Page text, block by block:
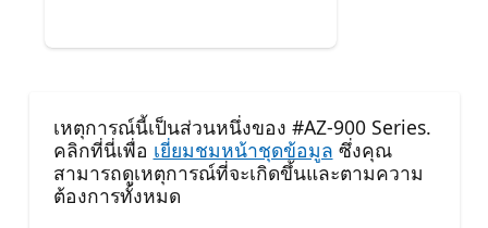
เหตุการณ์นี้เป็นส่วนหนึ่งของ #AZ-900 Series.
คลิกที่นี่เพื่อ เยี่ยมชมหน้าชุดข้อมูล ซึ่งคุณ
สามารถดูเหตุการณ์ที่จะเกิดขึ้นและตามความ
ต้องการทั้งหมด